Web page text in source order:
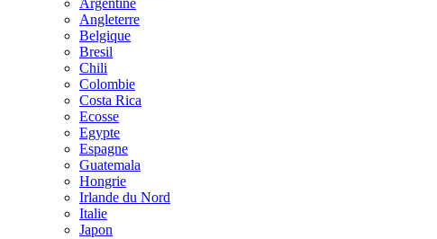
Argentine
Angleterre
Belgique
Bresil
Chili
Colombie
Costa Rica
Ecosse
Egypte
Espagne
Guatemala
Hongrie
Irlande du Nord
Italie
Japon